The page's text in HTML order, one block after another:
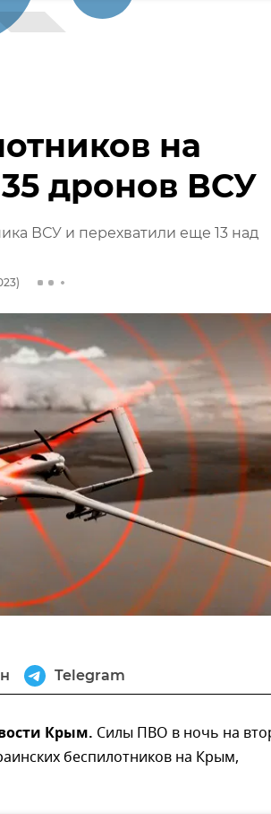
на
дронов ВСУ
ВСУ и перехватили еще 13 над
Telegram
Крым. Силы ПВО в ночь на
беспилотников на Крым,